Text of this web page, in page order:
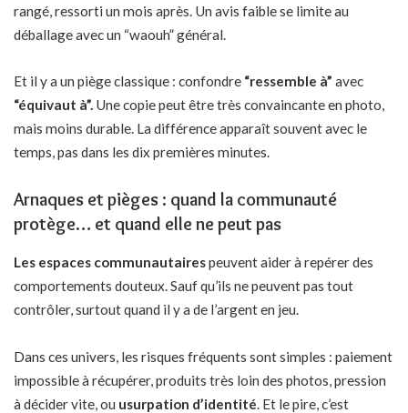
rangé, ressorti un mois après. Un avis faible se limite au
déballage avec un “waouh” général.
Et il y a un piège classique : confondre “ressemble à” avec
“équivaut à”. Une copie peut être très convaincante en photo,
mais moins durable. La différence apparaît souvent avec le
temps, pas dans les dix premières minutes.
Arnaques et pièges : quand la communauté
protège… et quand elle ne peut pas
Les espaces communautairespeuvent aider à repérer des
comportements douteux. Sauf qu’ils ne peuvent pas tout
contrôler, surtout quand il y a de l’argent en jeu.
Dans ces univers, les risques fréquents sont simples : paiement
impossible à récupérer, produits très loin des photos, pression
à décider vite, ou usurpation d’identité . Et le pire, c’est